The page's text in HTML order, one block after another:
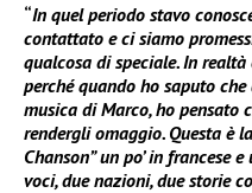
“In quel periodo stavo
contattato e ci siamo
qualcosa di speciale. In
perché quando ho saputo
musica di Marco, ho pensato
rendergli omaggio. Questa è
Chanson” un po’ in francese
voci, due nazioni, due storie